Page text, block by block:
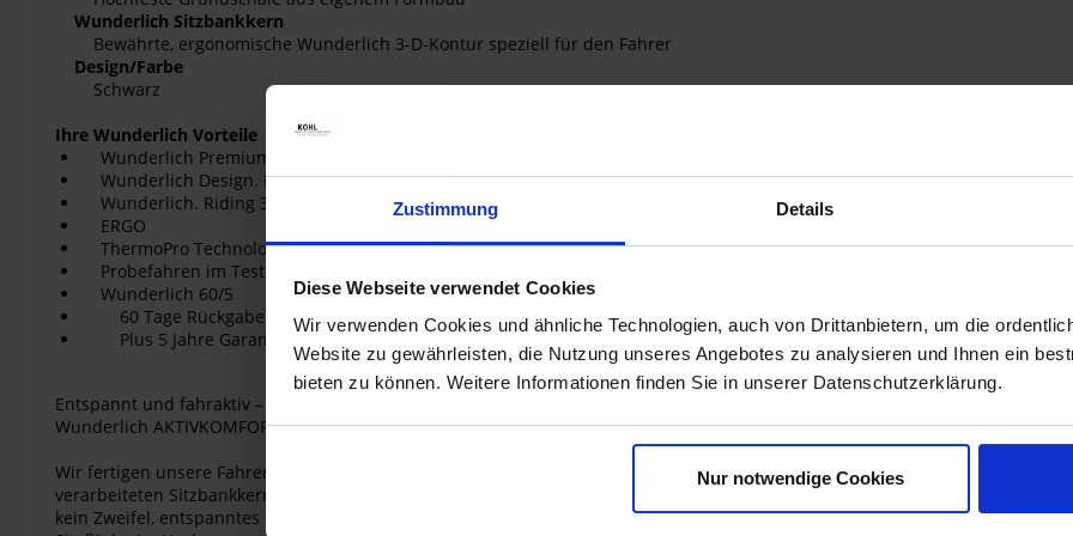
Zustimmung Details
Diese Webseite verwendet Cookies
Wir verwenden Cookies und ähnliche Technologien, auch von Drittanbietern, um die
Website zu gewährleisten, die Nutzung unseres Angebotes zu analysieren und Ihnen ein
bieten zu können. Weitere Informationen finden Sie in unserer Datenschutzerklärung.
Nur notwendige Cookies
Wunderlich Sitzbankkern
Bewährte, ergonomische Wunderlich 3-D-Kontur speziell für den Fahrer
Design/Farbe
Schwarz
Ihre Wunderlich Vorteile
Wunderlich Premium Produkt. Kleine Serien. Von Hand gemacht.
Wunderlich Design. Integriert und funktional.
Wunderlich. Riding 365.
ERGO
ThermoPro Technologie
Probefahren im Test Center unserer Unternehmenszentrale
Wunderlich 60/5
60 Tage Rückgaberecht – Testen ohne Risiko!
Plus 5 Jahre Garantie.
Entspannt und fahraktiv – auf kurzen und langen Strecken.
Wunderlich AKTIVKOMFORT Sitzbänke: Ergonomie und Design. Perfekt integriert.
Wir fertigen unsere Fahrersitze mit einer charakteristischen, ergonomischen 3-D-Kontur, die den Fahrer mit seinem
verarbeiteten Sitzbankkerns unterstützen die ergonomische vorteilhafte, natürliche Haltung des Beckens. So ins Motorrad
kein Zweifel, entspanntes Sitzen schafft ein Plus an passiver Sicherheit. Diese AKTIVKOMFORT Sitzbank verfügt über die